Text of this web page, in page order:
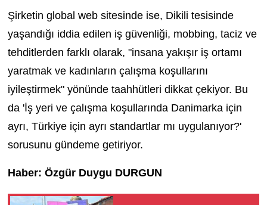
Şirketin global web sitesinde ise, Dikili tesisinde
yaşandığı iddia edilen iş güvenliği, mobbing, taciz ve
tehditlerden farklı olarak, "insana yakışır iş ortamı
yaratmak ve kadınların çalışma koşullarını
iyileştirmek" yönünde taahhütleri dikkat çekiyor. Bu
da 'İş yeri ve çalışma koşullarında Danimarka için
ayrı, Türkiye için ayrı standartlar mı uygulanıyor?'
sorusunu gündeme getiriyor.
Haber: Özgür Duygu DURGUN